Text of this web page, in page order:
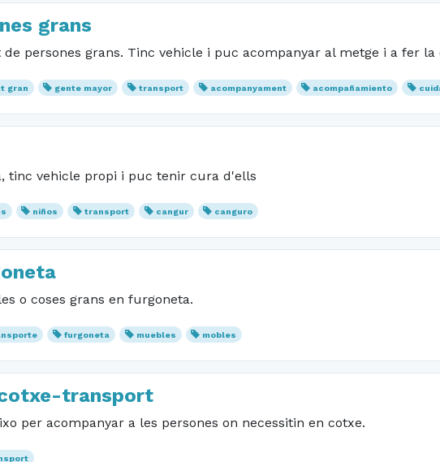
grans
persones grans. Tinc vehicle i puc acompanyar al metge i a fer la
gran gente mayor transport acompanyament acompañamiento
tinc vehicle propi i puc tenir cura d'ells
niños transport cangur canguro
o coses grans en furgoneta.
furgoneta muebles mobles
transport
per acompanyar a les persones on necessitin en cotxe.